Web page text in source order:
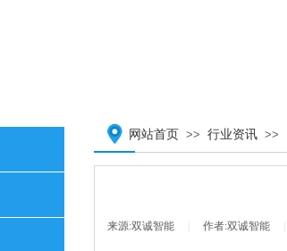
网站首页 >> 行业资讯 >>
来源:双诚智能 作者:双诚智能